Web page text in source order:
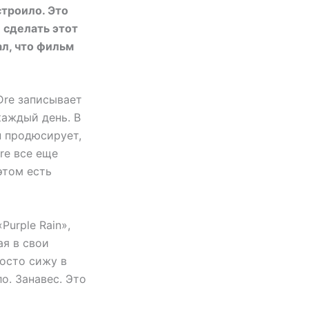
Это
этот
что фильм
записывает
день. В
продюсирует,
все еще
есть
Rain»,
в свои
сижу в
Занавес. Это